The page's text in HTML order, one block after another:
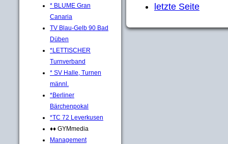
* BLUME Gran
Canaria
TV Blau-Gelb 90 Bad
Düben
*LETTISCHER
Turnverband
* SV Halle, Turnen
männl.
*Berliner
Bärchenpokal
*TC 72 Leverkusen
♦♦ GYMmedia
Management
letzte Seite